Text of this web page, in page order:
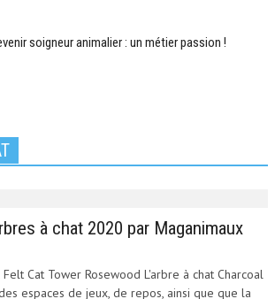
soigneur animalier : un métier passion !
à chat 2020 par Maganimaux
Cat Tower Rosewood L'arbre à chat Charcoal
espaces de jeux, de repos, ainsi que que la